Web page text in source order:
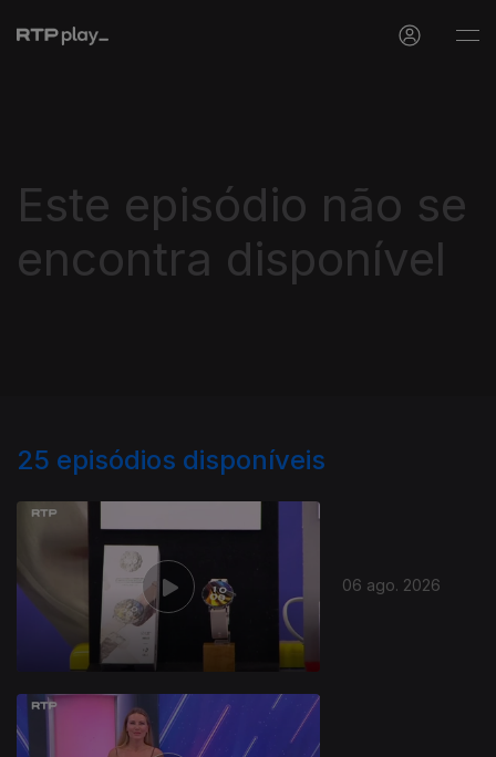
Este episódio não se
encontra disponível
25 episódios disponíveis
06 ago. 2026